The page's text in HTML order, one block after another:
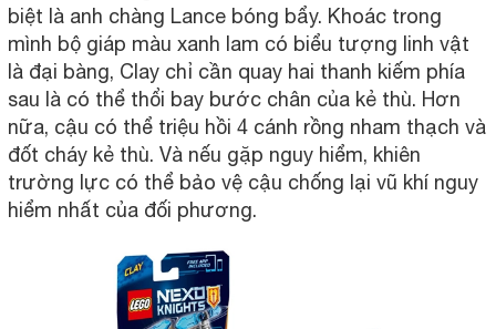
biệt là anh chàng Lance bóng bẩy. Khoác trong
mình bộ giáp màu xanh lam có biểu tượng linh vật
là đại bàng, Clay chỉ cần quay hai thanh kiếm phía
sau là có thể thổi bay bước chân của kẻ thù. Hơn
nữa, cậu có thể triệu hồi 4 cánh rồng nham thạch và
đốt cháy kẻ thù. Và nếu gặp nguy hiểm, khiên
trường lực có thể bảo vệ cậu chống lại vũ khí nguy
hiểm nhất của đối phương.